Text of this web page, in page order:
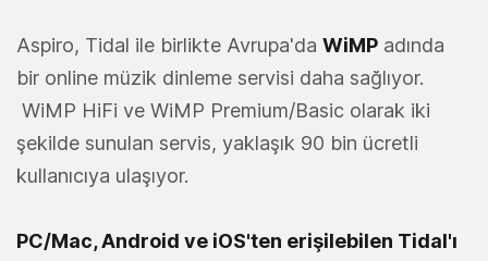
Aspiro, Tidal ile birlikte Avrupa'da WiMP adında
bir online müzik dinleme servisi daha sağlıyor.
WiMP HiFi ve WiMP Premium/Basic olarak iki
şekilde sunulan servis, yaklaşık 90 bin ücretli
kullanıcıya ulaşıyor.
PC/Mac, Android ve iOS'ten erişilebilen Tidal'ı